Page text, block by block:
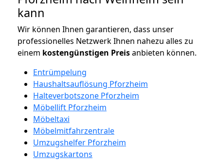
kann
Wir können Ihnen garantieren, dass unser
professionelles Netzwerk Ihnen nahezu alles zu
einem kostengünstigen Preisanbieten können.
Entrümpelung
Haushaltsauflösung Pforzheim
Halteverbotszone Pforzheim
Möbellift Pforzheim
Möbeltaxi
Möbelmitfahrzentrale
Umzugshelfer Pforzheim
Umzugskartons